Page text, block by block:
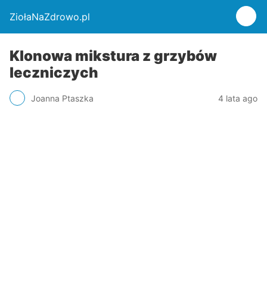
ZiołaNaZdrowo.pl
Klonowa mikstura z grzybów
leczniczych
Joanna Ptaszka 4 lata ago